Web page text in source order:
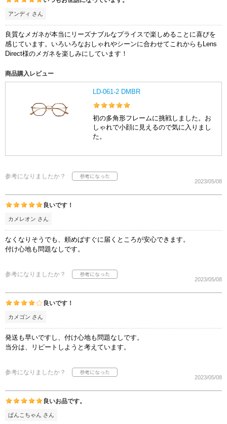
アンディ さん
良質なメガネが本当にリーズナブルなプライスで楽しめることに喜びを
感じています。いろいろなおしゃれやシーンに合わせてこれからもLens
Direct様のメガネを楽しみにしています！
商品購入レビュー
LD-061-2 DMBR
初の多角形フレームに挑戦しました。お
しゃれで小顔に見えるので気に入りまし
た。
参考になりましたか？
2023/05/08
良いです！
カメレオン さん
なくなりそうでも、頼めばすぐに届くところが安心できます。
付け心地も問題なしです。
参考になりましたか？
2023/05/08
良いです！
カメゴン さん
発送も早いですし、付け心地も問題なしです。
当分は、リピートしようと考えています。
参考になりましたか？
2023/05/08
良いお品です。
ぱんこちゃん さん